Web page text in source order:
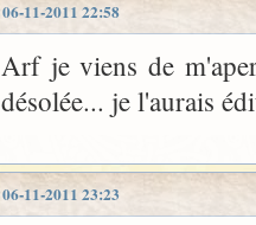
06-11-2011 22:58
Arf je viens de
désolée... je l'aurais
06-11-2011 23:23